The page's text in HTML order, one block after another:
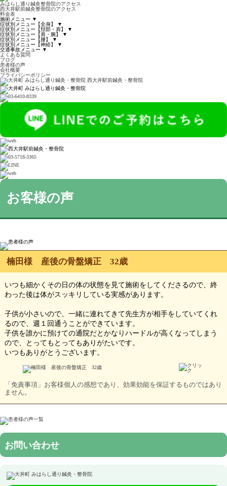
みはらし通り鍼灸整骨院のアクセス
西大井駅前鍼灸整骨院のアクセス
料金表
施術メニュー ▼
症状別メニュー【全身】
▼
症状別メニュー【頚部・肩】
▼
症状別メニュー【肩・腕】
▼
症状別メニュー【腰】
▼
症状別メニュー【神経】
▼
交通事故メニュー ▼
よくある質問
ブログ
患者様の声
会社概要
プライバシーポリシー
お客様の声
楠田様 産後の骨盤矯正 32歳
いつも細かくその日の体の状態を見て施術をしてくださるので、終
わった後は体がスッキリしている実感があります。
子供が小さいので、一緒に連れてきて先生方が相手をしていてくれ
るので、週１回通うことができています。
子供を誰かに預けての通院だとかなりハードルが高くなってしまう
ので、とってもとってもありがたいです。
いつもありがとうございます。
「免責事項」お客様個人の感想であり、効果効能を保証するものではあり
ません。
お問い合わせ